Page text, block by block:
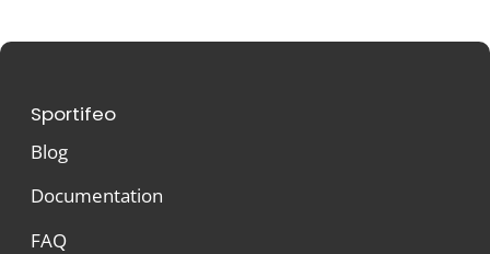
Sportifeo
Blog
Documentation
FAQ